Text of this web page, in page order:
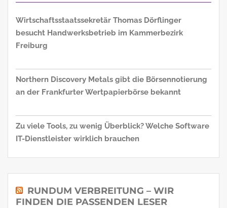
Wirtschaftsstaatssekretär Thomas Dörflinger
besucht Handwerksbetrieb im Kammerbezirk
Freiburg
Northern Discovery Metals gibt die Börsennotierung
an der Frankfurter Wertpapierbörse bekannt
Zu viele Tools, zu wenig Überblick? Welche Software
IT-Dienstleister wirklich brauchen
RUNDUM VERBREITUNG – WIR
FINDEN DIE PASSENDEN LESER